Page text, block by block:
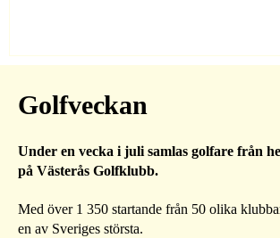
Golfveckan
Under en vecka i juli samlas golfare från
på Västerås Golfklubb.
Med över 1 350 startande från 50 olika
en av Sveriges största.